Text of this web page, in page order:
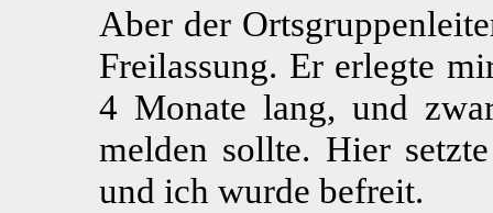
Aber der
Freilassung. Er erlegte
4 Monate lang, und
melden sollte. Hier
und ich wurde befreit.